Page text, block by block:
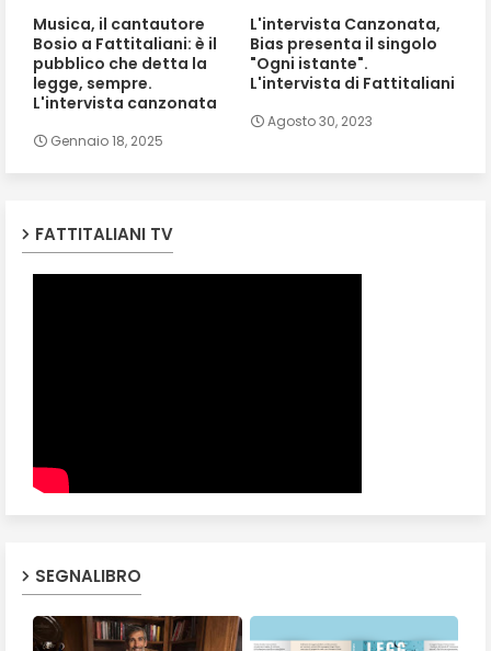
Musica, il cantautore
Bosio a Fattitaliani: è il
pubblico che detta la
legge, sempre.
L'intervista canzonata
Gennaio 18, 2025
L'intervista Canzonata,
Bias presenta il singolo
"Ogni istante".
L'intervista di Fattitaliani
Agosto 30, 2023
FATTITALIANI TV
SEGNALIBRO